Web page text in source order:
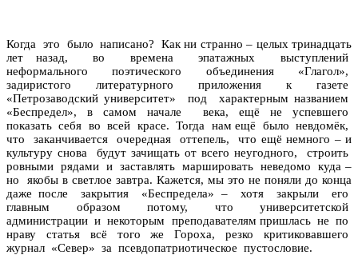
Когда это было написано? Как ни странно – целых тринадцать
лет назад, во времена эпатажных выступлений
неформального поэтического объединения «Глагол»,
задиристого литературного приложения к газете
«Петрозаводский университет» под характерным названием
«Беспредел», в самом начале века, ещё не успевшего
показать себя во всей красе. Тогда нам ещё было невдомёк,
что заканчивается очередная оттепель, что ещё немного – и
культуру снова будут зачищать от всего неугодного, строить
ровными рядами и заставлять маршировать неведомо куда –
но якобы в светлое завтра. Кажется, мы это не поняли до конца
даже после закрытия «Беспредела» – хотя закрыли его
главным образом потому, что университетской
администрации и некоторым преподавателям пришлась не по
нраву статья всё того же Гороха, резко критиковавшего
журнал «Север» за псевдопатриотическое пустословие.